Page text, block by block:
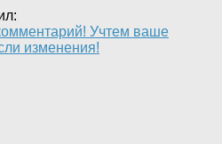
Учтем ваше
изменения!